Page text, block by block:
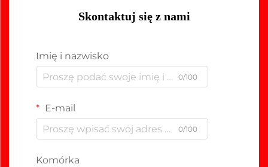
Skontaktuj się z nami
Imię i nazwisko
0/100
E-mail
0/100
Komórka